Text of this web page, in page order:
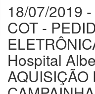
18/07/2019
COT -
Hospital
AQUISIÇÃO